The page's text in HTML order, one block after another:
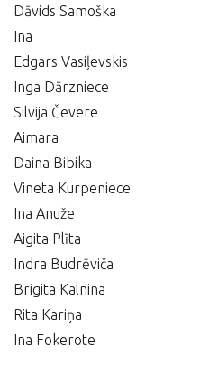
Dāvids Samoška
Ina
Edgars Vasiļevskis
Inga Dārzniece
Silvija Čevere
Aimara
Daina Bibika
Vineta Kurpeniece
Ina Anuže
Aigita Plīta
Indra Budrēviča
Brigita Kalnina
Rita Kariņa
Ina Fokerote